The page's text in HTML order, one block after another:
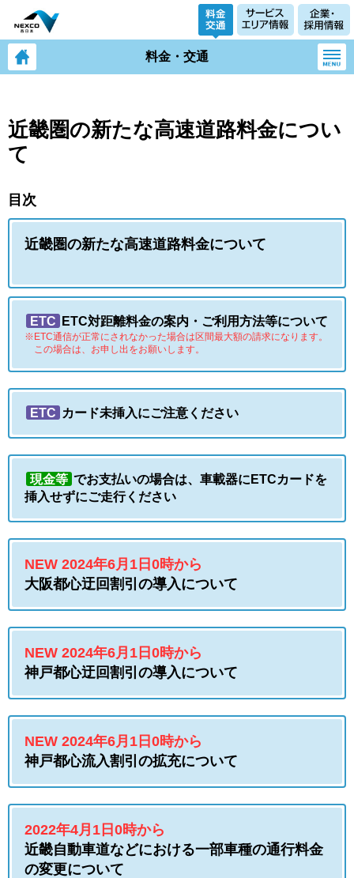
料金・交通
近畿圏の新たな高速道路料金につい
て
目次
近畿圏の新たな高速道路料金について
ETC ETC対距離料金の案内・ご利用方法等について
※ETC通信が正常にされなかった場合は区間最大額の請求になります。
この場合は、お申し出をお願いします。
ETC カード未挿入にご注意ください
現金等 でお支払いの場合は、車載器に ETCカードを
挿入せずにご走行ください
NEW 2024年6月1日0時から
大阪都心迂回割引の導入について
NEW 2024年6月1日0時から
神戸都心迂回割引の導入について
NEW 2024年6月1日0時から
神戸都心流入割引の拡充について
2022年4月1日0時から
近畿自動車道などにおける一部車種の通行料金
の変更について